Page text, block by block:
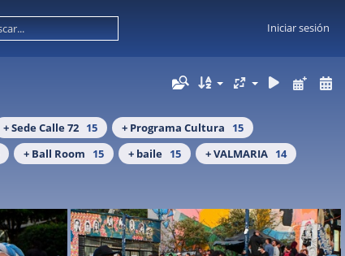
Iniciar sesión
+ Sede Calle 72 15 + Programa Cultura
15
+ Ball Room 15 + baile 15 + VALMARIA 14